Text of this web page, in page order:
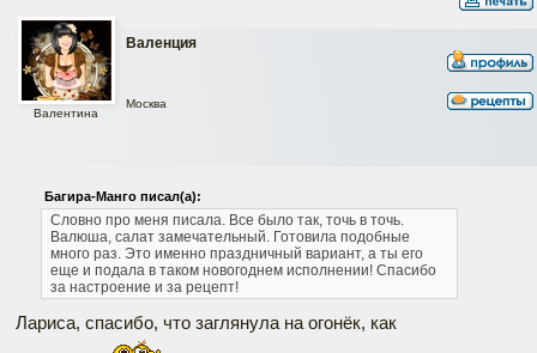
Валенция
Валентина
Москва
Багира-Манго писал(а):
Словно про меня писала. Все было так, точь в точь.
Валюша, салат замечательный. Готовила подобные
много раз. Это именно праздничный вариант, а ты его
еще и подала в таком новогоднем исполнении! Спасибо
за настроение и за рецепт!
Лариса, спасибо, что заглянула на огонёк, как